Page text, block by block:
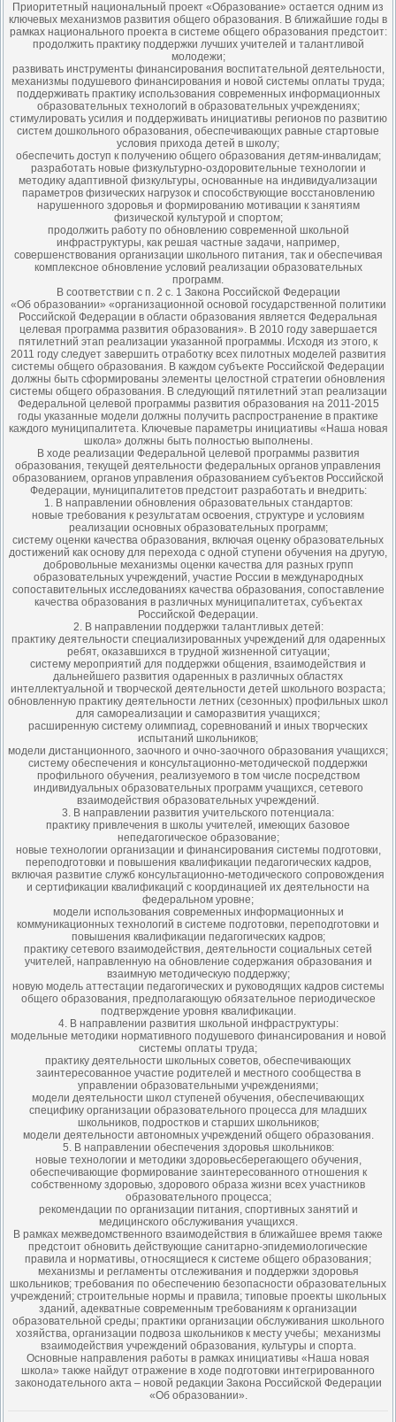
Приоритетный национальный проект «Образование» остается одним из
ключевых механизмов развития общего образования. В ближайшие годы в
рамках национального проекта в системе общего образования предстоит:
продолжить практику поддержки лучших учителей и талантливой
молодежи;
развивать инструменты финансирования воспитательной деятельности,
механизмы подушевого финансирования и новой системы оплаты труда;
поддерживать практику использования современных информационных
образовательных технологий в образовательных учреждениях;
стимулировать усилия и поддерживать инициативы регионов по развитию
систем дошкольного образования, обеспечивающих равные стартовые
условия прихода детей в школу;
обеспечить доступ к получению общего образования детям-инвалидам;
разработать новые физкультурно-оздоровительные технологии и
методику адаптивной физкультуры, основанные на индивидуализации
параметров физических нагрузок и способствующие восстановлению
нарушенного здоровья и формированию мотивации к занятиям
физической культурой и спортом;
продолжить работу по обновлению современной школьной
инфраструктуры, как решая частные задачи, например,
совершенствования организации школьного питания, так и обеспечивая
комплексное обновление условий реализации образовательных
программ.
В соответствии с п. 2 с. 1 Закона Российской Федерации
«Об образовании» «организационной основой государственной политики
Российской Федерации в области образования является Федеральная
целевая программа развития образования». В 2010 году завершается
пятилетний этап реализации указанной программы. Исходя из этого, к
2011 году следует завершить отработку всех пилотных моделей развития
системы общего образования. В каждом субъекте Российской Федерации
должны быть сформированы элементы целостной стратегии обновления
системы общего образования. В следующий пятилетний этап реализации
Федеральной целевой программы развития образования на 2011-2015
годы указанные модели должны получить распространение в практике
каждого муниципалитета. Ключевые параметры инициативы «Наша новая
школа» должны быть полностью выполнены.
В ходе реализации Федеральной целевой программы развития
образования, текущей деятельности федеральных органов управления
образованием, органов управления образованием субъектов Российской
Федерации, муниципалитетов предстоит разработать и внедрить:
1. В направлении обновления образовательных стандартов:
новые требования к результатам освоения, структуре и условиям
реализации основных образовательных программ;
систему оценки качества образования, включая оценку образовательных
достижений как основу для перехода с одной ступени обучения на другую,
добровольные механизмы оценки качества для разных групп
образовательных учреждений, участие России в международных
сопоставительных исследованиях качества образования, сопоставление
качества образования в различных муниципалитетах, субъектах
Российской Федерации.
2. В направлении поддержки талантливых детей:
практику деятельности специализированных учреждений для одаренных
ребят, оказавшихся в трудной жизненной ситуации;
систему мероприятий для поддержки общения, взаимодействия и
дальнейшего развития одаренных в различных областях
интеллектуальной и творческой деятельности детей школьного возраста;
обновленную практику деятельности летних (сезонных) профильных школ
для самореализации и саморазвития учащихся;
расширенную систему олимпиад, соревнований и иных творческих
испытаний школьников;
модели дистанционного, заочного и очно-заочного образования учащихся;
систему обеспечения и консультационно-методической поддержки
профильного обучения, реализуемого в том числе посредством
индивидуальных образовательных программ учащихся, сетевого
взаимодействия образовательных учреждений.
3. В направлении развития учительского потенциала:
практику привлечения в школы учителей, имеющих базовое
непедагогическое образование;
новые технологии организации и финансирования системы подготовки,
переподготовки и повышения квалификации педагогических кадров,
включая развитие служб консультационно-методического сопровождения
и сертификации квалификаций с координацией их деятельности на
федеральном уровне;
модели использования современных информационных и
коммуникационных технологий в системе подготовки, переподготовки и
повышения квалификации педагогических кадров;
практику сетевого взаимодействия, деятельности социальных сетей
учителей, направленную на обновление содержания образования и
взаимную методическую поддержку;
новую модель аттестации педагогических и руководящих кадров системы
общего образования, предполагающую обязательное периодическое
подтверждение уровня квалификации.
4. В направлении развития школьной инфраструктуры:
модельные методики нормативного подушевого финансирования и новой
системы оплаты труда;
практику деятельности школьных советов, обеспечивающих
заинтересованное участие родителей и местного сообщества в
управлении образовательными учреждениями;
модели деятельности школ ступеней обучения, обеспечивающих
специфику организации образовательного процесса для младших
школьников, подростков и старших школьников;
модели деятельности автономных учреждений общего образования.
5. В направлении обеспечения здоровья школьников:
новые технологии и методики здоровьесберегающего обучения,
обеспечивающие формирование заинтересованного отношения к
собственному здоровью, здорового образа жизни всех участников
образовательного процесса;
рекомендации по организации питания, спортивных занятий и
медицинского обслуживания учащихся.
В рамках межведомственного взаимодействия в ближайшее время также
предстоит обновить действующие санитарно-эпидемиологические
правила и нормативы, относящиеся к системе общего образования;
механизмы и регламенты отслеживания и поддержки здоровья
школьников; требования по обеспечению безопасности образовательных
учреждений; строительные нормы и правила; типовые проекты школьных
зданий, адекватные современным требованиям к организации
образовательной среды; практики организации обслуживания школьного
хозяйства, организации подвоза школьников к месту учебы; механизмы
взаимодействия учреждений образования, культуры и спорта.
Основные направления работы в рамках инициативы «Наша новая
школа» также найдут отражение в ходе подготовки интегрированного
законодательного акта – новой редакции Закона Российской Федерации
«Об образовании».